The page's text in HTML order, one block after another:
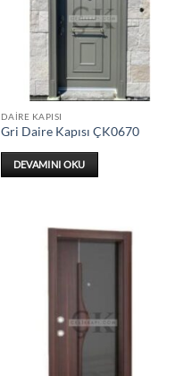
DAIRE KAPISI
Gri Daire Kapısı ÇK0670
DEVAMINI OKU